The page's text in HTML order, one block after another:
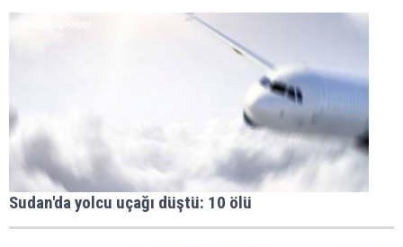
Sudan'da yolcu uçağı düştü: 10 ölü